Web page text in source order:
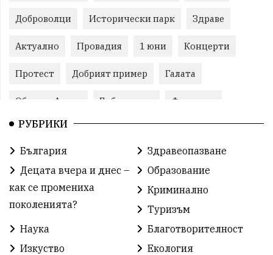
Доброволци Исторически парк Здраве
Актуално Провадия 1 юни Концерти
Протест Добрият пример Галата
Община Аврен Библиотека Фестивал
Финанси
Театър Спорт за деца История
Градски транспорт
Безплатни прегледи Волейбол Карин дом
Зелена Енергия Ден на детето
РУБРИКИ
България
Здравеопазване
Децата вчера и днес –
как се промениха
поколенията?
Образование
Криминално
Туризъм
Наука
Благотворителност
Изкуство
Екология